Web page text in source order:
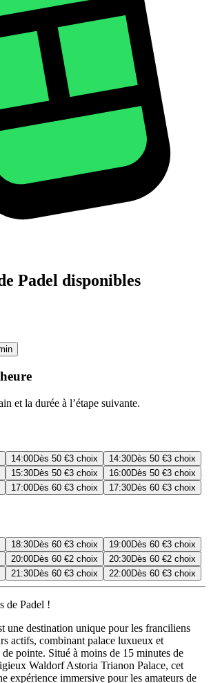
Padel disponibles
et la durée à l’étape suivante.
14:00Dès 50 €3 choix 14:30Dès 50 €3 choix
15:30Dès 50 €3 choix 16:00Dès 50 €3 choix
17:00Dès 60 €3 choix 17:30Dès 60 €3 choix
18:30Dès 60 €3 choix 19:00Dès 60 €3 choix
20:00Dès 60 €2 choix 20:30Dès 60 €2 choix
21:30Dès 60 €3 choix 22:00Dès 60 €3 choix
de Padel !
une destination unique pour les franciliens
actifs, combinant palace luxueux et
pointe. Situé à moins de 15 minutes de
Waldorf Astoria Trianon Palace, cet
expérience immersive pour les amateurs de